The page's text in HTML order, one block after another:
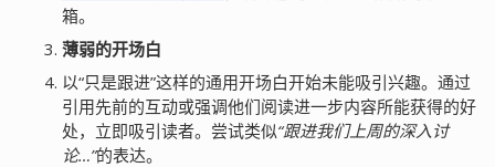
箱。
薄弱的开场白
以“只是跟进”这样的通用开场白开始未能吸引兴趣。通过
引用先前的互动或强调他们阅读进一步内容所能获得的好
处，立即吸引读者。尝试类似“跟进我们上周的深入讨
论…”的表达。